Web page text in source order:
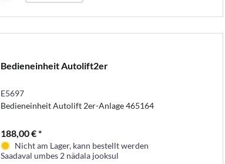
Bedieneinheit Autolift2er
E5697
Bedieneinheit Autolift 2er-Anlage 465164
188,00 € *
Nicht am Lager, kann bestellt werden
Saadaval umbes 2 nädala jooksul